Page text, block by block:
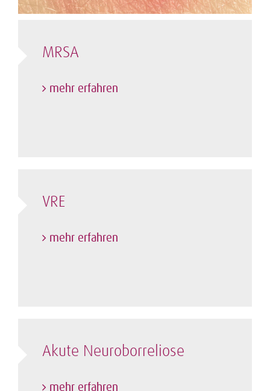
MRSA
mehr erfahren
VRE
mehr erfahren
Akute Neuroborreliose
mehr erfahren